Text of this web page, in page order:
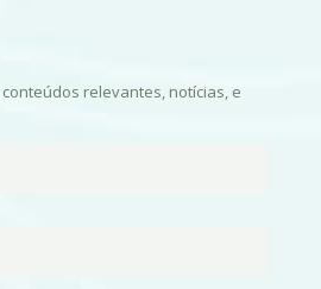
relevantes, notícias, e